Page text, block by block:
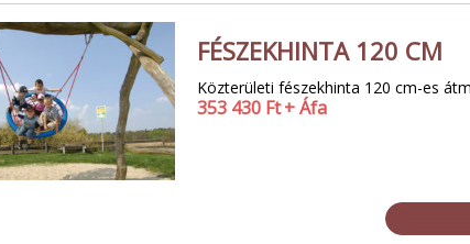
FÉSZEKHINTA 120 CM
Közterületi fészekhinta 120 cm-es
353 430 Ft+ Áfa